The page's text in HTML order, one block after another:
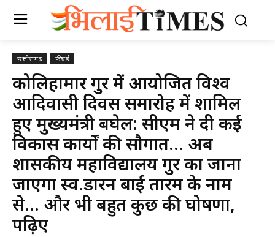
छत्तीसगढ़ फीचर्ड
कोलिहामार गुरुर में आयोजित विश्व
आदिवासी दिवस समारोह में शामिल
हुए मुख्यमंत्री बघेल: सीएम ने दी कई
विकास कार्यों की सौगात… अब
शासकीय महाविद्यालय गुरुर का जाना
जाएगा स्व.डारन बाई तारम के नाम
से… और भी बहुत कुछ की घोषणा,
पढ़िए